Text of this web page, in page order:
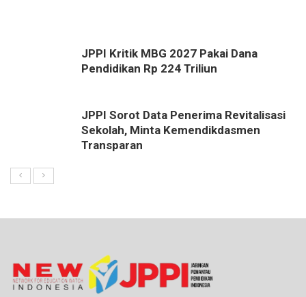
JPPI Kritik MBG 2027 Pakai Dana
Pendidikan Rp 224 Triliun
JPPI Sorot Data Penerima Revitalisasi
Sekolah, Minta Kemendikdasmen
Transparan